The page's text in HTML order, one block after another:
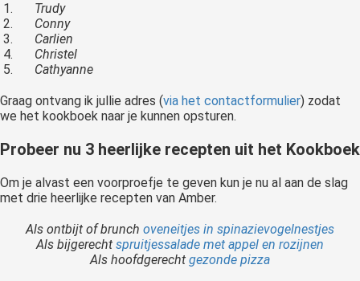
Trudy
Conny
Carlien
Christel
Cathyanne
Graag ontvang ik jullie adres (via het contactformulier) zodat
we het kookboek naar je kunnen opsturen.
Probeer nu 3 heerlijke recepten uit het Kookboek
Om je alvast een voorproefje te geven kun je nu al aan de slag
met drie heerlijke recepten van Amber.
Als ontbijt of brunch oveneitjes in spinazievogelnestjes
Als bijgerecht spruitjessalade met appel en rozijnen
Als hoofdgerecht gezonde pizza